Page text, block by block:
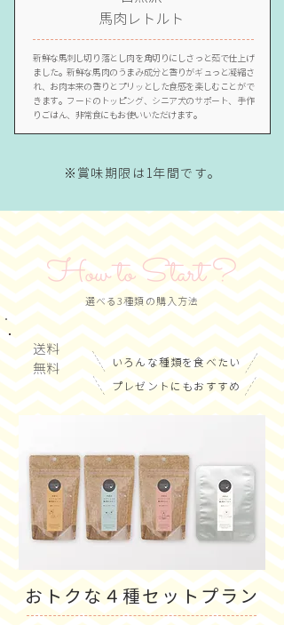
馬肉レトルト
新鮮な馬刺し切り落とし肉を角切りにしさっと茹で仕上げ
ました。新鮮な馬肉のうまみ成分と香りがギュっと凝縮さ
れ、お肉本来の香りとプリッとした食感を楽しむことがで
きます。 フードのトッピング、シニア犬のサポート、手作
りごはん、非常食にもお使いいただけます。
※賞味期限は1年間です。
選べる3種類の購入方法
How to Start ?
送料
​無料
いろんな種類を食べたい
プレゼントにもおすすめ
おトクな４種セットプラン